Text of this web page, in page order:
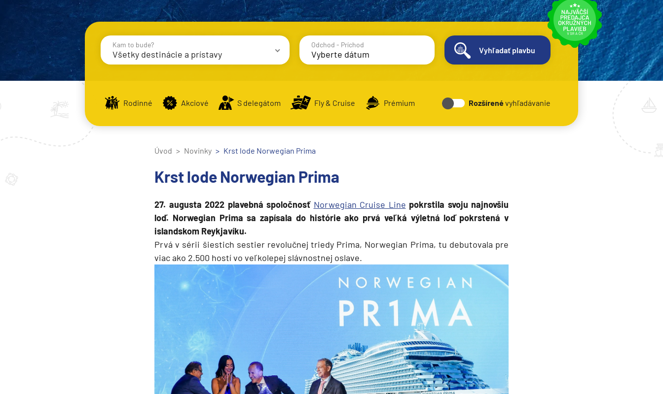
Kam to bude?
Všetky destinácie a prístavy
Stredomorie
Východné Stredomorie
Severná Európa
Grónsko
Island
Nórske fjordy
Nórske fjordy a Pobaltie
Severozápadná Európa
Britské ostrovy a Írsko
Pobrežie Európy
Severozápadná Európa
Odchod - Príchod
Vyhľadať plavbu
Rodinné Akciové S delegátom Fly & Cruise Prémium Rozšírenévyhľadávanie
Úvod Novinky Krst lode Norwegian Prima
Krst lode Norwegian Prima
27. augusta 2022 plavebná spoločnosť Norwegian Cruise Line pokrstila svoju najnovšiu
loď. Norwegian Prima sa zapísala do histórie ako prvá veľká výletná loď pokrstená v
islandskom Reykjavíku.
Prvá v sérii šiestich sestier revolučnej triedy Prima, Norwegian Prima, tu debutovala pre
viac ako 2.500 hostí vo veľkolepej slávnostnej oslave.